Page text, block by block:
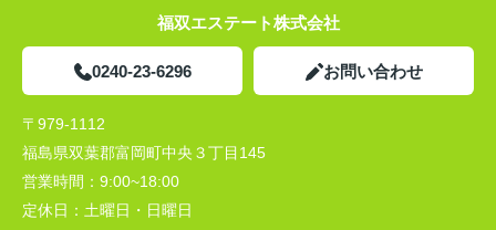
福双エステート株式会社
0240-23-6296 お問い合わせ
〒979-1112
福島県双葉郡富岡町中央３丁目145
営業時間： 9:00~18:00
定休日： 土曜日・日曜日